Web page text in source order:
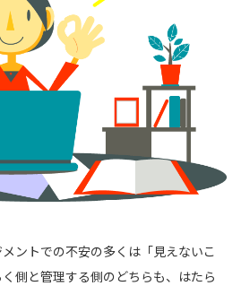
ントでの不安の多くは「見えないこ
側と管理する側のどちらも、はたら